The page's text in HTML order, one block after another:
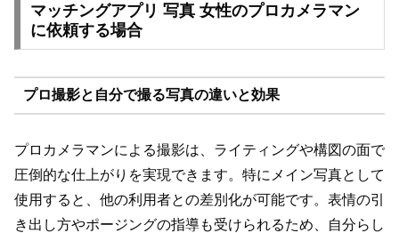
マッチングアプリ 写真 女性のプロカメラマン
に依頼する場合
プロ撮影と自分で撮る写真の違いと効果
プロカメラマンによる撮影は、ライティングや構図の面で
圧倒的な仕上がりを実現できます。特にメイン写真として
使用すると、他の利用者との差別化が可能です。表情の引
き出し方やポージングの指導も受けられるため、自分らし